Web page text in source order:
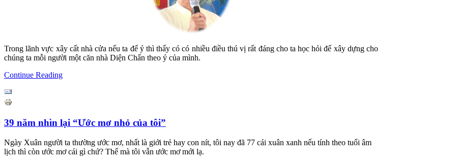
Trong lãnh vực xây cất nhà cửa nếu ta để ý thì thấy có có nhiều điều thú vị rất đáng cho ta học hỏi để xây dựng cho
chúng ta mỗi người một căn nhà Diện Chẩn theo ý của mình.
Continue Reading
39 năm nhìn lại “Ước mơ nhỏ của tôi”
Ngày Xuân người ta thường ước mơ, nhất là giới trẻ hay con nít, tôi nay đã 77 cái xuân xanh nếu tính theo tuổi âm
lịch thì còn ước mơ cái gì chứ? Thế mà tôi vẫn ước mơ mới lạ.